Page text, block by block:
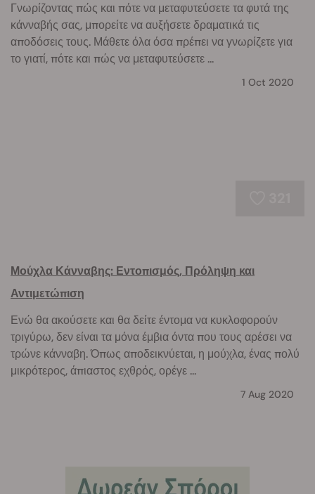
Γνωρίζοντας πώς και πότε να μεταφυτεύσετε τα φυτά της
κάνναβής σας, μπορείτε να αυξήσετε δραματικά τις
αποδόσεις τους. Μάθετε όλα όσα πρέπει να γνωρίζετε για
το γιατί, πότε και πώς να μεταφυτεύσετε ...
1 Oct 2020
Μούχλα Κάνναβης: Εντοπισμός, Πρόληψη και
Αντιμετώπιση
Ενώ θα ακούσετε και θα δείτε έντομα να κυκλοφορούν
τριγύρω, δεν είναι τα μόνα έμβια όντα που τους αρέσει να
τρώνε κάνναβη. Όπως αποδεικνύεται, η μούχλα, ένας πολύ
μικρότερος, άπιαστος εχθρός, ορέγε ...
7 Aug 2020